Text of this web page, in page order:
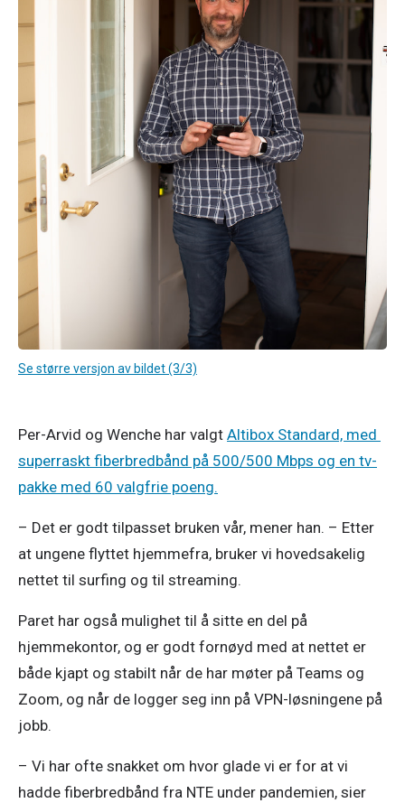
Se større versjon av bildet (3/3)
Per-Arvid og Wenche har valgt Altibox Standard, med
superraskt fiberbredbånd på 500/500 Mbps og en tv-
pakke med 60 valgfrie poeng.
– Det er godt tilpasset bruken vår, mener han. – Etter
at ungene flyttet hjemmefra, bruker vi hovedsakelig
nettet til surfing og til streaming.
Paret har også mulighet til å sitte en del på
hjemmekontor, og er godt fornøyd med at nettet er
både kjapt og stabilt når de har møter på Teams og
Zoom, og når de logger seg inn på VPN-løsningene på
jobb.
– Vi har ofte snakket om hvor glade vi er for at vi
hadde fiberbredbånd fra NTE under pandemien, sier